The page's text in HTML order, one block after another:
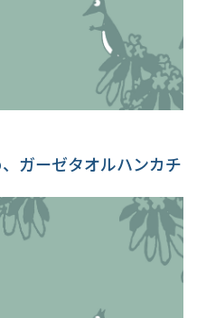
ガーゼタオルハンカチ